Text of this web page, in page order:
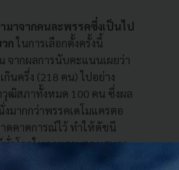
มาจากคนละพรรคซึ่งเป็นไป
กในการเลือกตั้งครั้งนี้
จากผลการนับคะแนนเผยว่า
นครึ่ง (218 คน) ไปอย่าง
วุฒิสภาทั้งหมด 100 คน ซึ่งผล
มากกว่าพรรคเดโมแครตอ
ดคาดการณ์ไว้ ทำให้ดัชนี
วโลกในภาพรวมตอบสนอง